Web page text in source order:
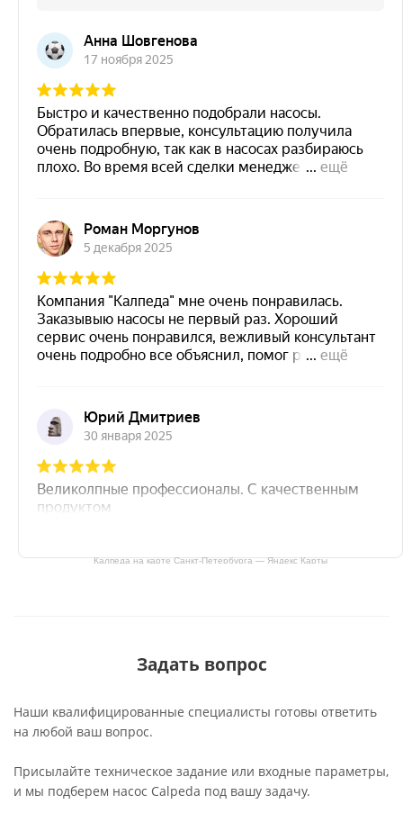
Калпеда на карте Санкт‑Петербурга — Яндекс Карты
Задать вопрос
Наши квалифицированные специалисты готовы ответить
на любой ваш вопрос.
Присылайте техническое задание или входные параметры,
и мы подберем насос Calpeda под вашу задачу.